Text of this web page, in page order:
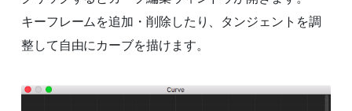
キーフレームを追加・削除したり、タンジェントを調
整して自由にカーブを描けます。